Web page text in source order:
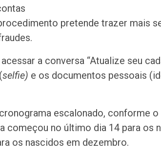
pretende trazer mais
a conversa “Atualize seu
selfie) e os documentos pessoais
escalonado, conforme o
começou no último dia 14 para os
os nascidos em dezembro.